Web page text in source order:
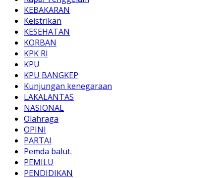
KEBAKARAN
Keistrikan
KESEHATAN
KORBAN
KPK RI
KPU
KPU BANGKEP
Kunjungan kenegaraan
LAKALANTAS
NASIONAL
Olahraga
OPINI
PARTAI
Pemda balut.
PEMILU
PENDIDIKAN